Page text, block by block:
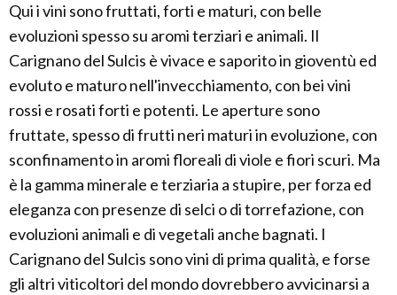
Qui i vini sono fruttati, forti e maturi, con belle
evoluzioni spesso su aromi terziari e animali. Il
Carignano del Sulcis è vivace e saporito in gioventù ed
evoluto e maturo nell'invecchiamento, con bei vini
rossi e rosati forti e potenti. Le aperture sono
fruttate, spesso di frutti neri maturi in evoluzione, con
sconfinamento in aromi floreali di viole e fiori scuri. Ma
è la gamma minerale e terziaria a stupire, per forza ed
eleganza con presenze di selci o di torrefazione, con
evoluzioni animali e di vegetali anche bagnati. I
Carignano del Sulcis sono vini di prima qualità, e forse
gli altri viticoltori del mondo dovrebbero avvicinarsi a